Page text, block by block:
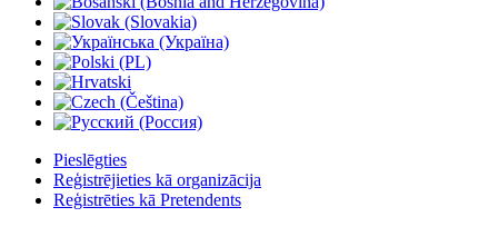
Pieslēgties
Reģistrējieties kā organizācija
Reģistrēties kā Pretendents